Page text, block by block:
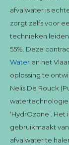
afvalwater is
zorgt zelfs voor
technieken
55%. Deze
Wateren het
oplossing te
Nelis De Rouck
‘HydrOzone’.
gebruikmaakt
afvalwater te